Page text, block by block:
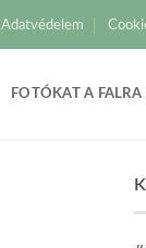
Adatvédelem
FOTÓKAT A FALRA